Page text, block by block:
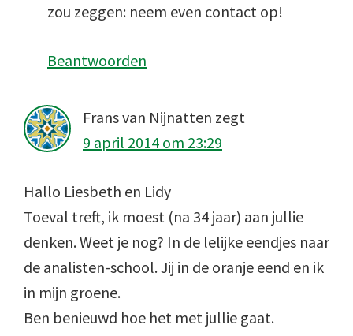
zou zeggen: neem even contact op!
Beantwoorden
Frans van Nijnatten zegt
9 april 2014 om 23:29
Hallo Liesbeth en Lidy
Toeval treft, ik moest (na 34 jaar) aan jullie
denken. Weet je nog? In de lelijke eendjes naar
de analisten-school. Jij in de oranje eend en ik
in mijn groene.
Ben benieuwd hoe het met jullie gaat.